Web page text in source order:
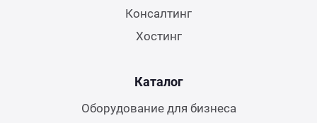
Консалтинг
Хостинг
Каталог
Оборудование для бизнеса